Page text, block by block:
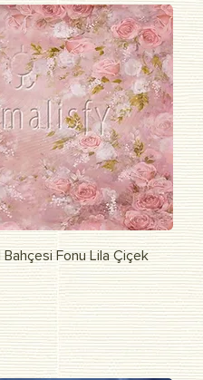
просмотрFonu Lila Çiçek